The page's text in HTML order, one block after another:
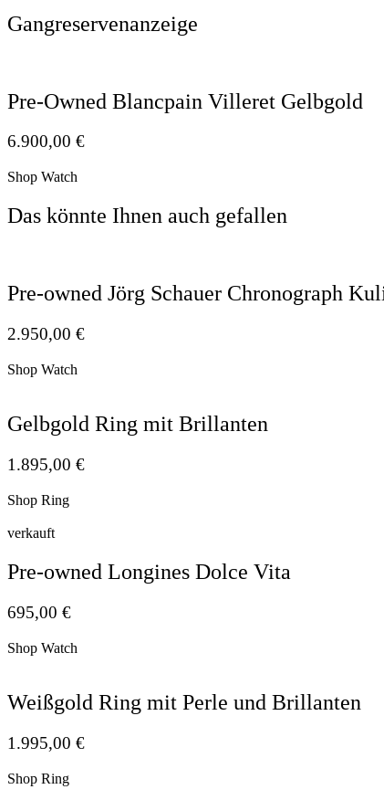
Gangreservenanzeige
Pre-Owned Blancpain Villeret Gelbgold
6.900,00 €
Shop Watch
Das könnte Ihnen auch gefallen
Pre-owned Jörg Schauer Chronograph
2.950,00 €
Shop Watch
Gelbgold Ring mit Brillanten
1.895,00 €
Shop Ring
verkauft
Pre-owned Longines Dolce Vita
695,00 €
Shop Watch
Weißgold Ring mit Perle und Brillanten
1.995,00 €
Shop Ring